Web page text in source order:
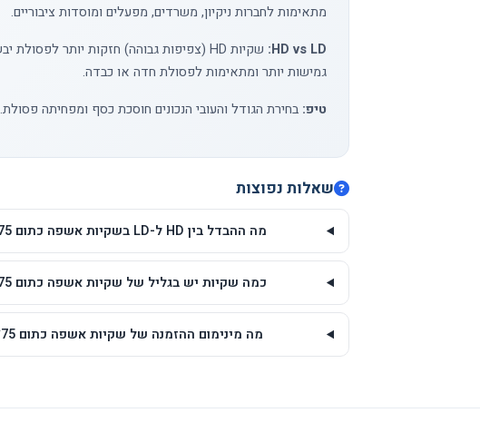
מתאימות לחברות ניקיון, משרדים, מפעלים ומוסדות ציבוריים.
HD vs LD:
גמישות יותר ומתאימות לפסולת חדה או כבדה.
טיפ: בחירת הגודל והעובי הנכונים חוסכת כסף ומפחיתה פסולת.
שאלות נפוצות
מה ההבדל בין HD ל-LD בשקיות אשפה כתום 75*85 בגליל - 25 יח'?
כמה שקיות יש בגליל של שקיות אשפה כתום 75*85 בגליל - 25 יח'?
מה מינימום ההזמנה של שקיות אשפה כתום 75*85 בגליל - 25 יח'?